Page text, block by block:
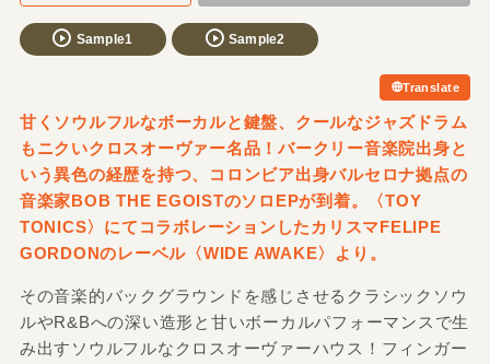
Sample1 Sample2
Translate
甘くソウルフルなボーカルと鍵盤、クールなジャズドラム
もニクいクロスオーヴァー名品！バークリー音楽院出身と
いう異色の経歴を持つ、コロンビア出身バルセロナ拠点の
音楽家BOB THE EGOISTのソロEPが到着。〈TOY
TONICS〉にてコラボレーションしたカリスマFELIPE
GORDONのレーベル〈WIDE AWAKE〉より。
その音楽的バックグラウンドを感じさせるクラシックソウ
ルやR&Bへの深い造形と甘いボーカルパフォーマンスで生
み出すソウルフルなクロスオーヴァーハウス！フィンガー